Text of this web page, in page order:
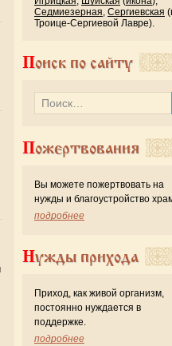
Седмиезерная, Сергиевская
Троице-Сергиевой Лавре).
Поиск по сайту
Пожертвования
Вы можете пожертвовать на
нужды и благоустройство
подробнее
Нужды прихода
Приход, как живой организм,
постоянно нуждается в
поддержке.
подробнее